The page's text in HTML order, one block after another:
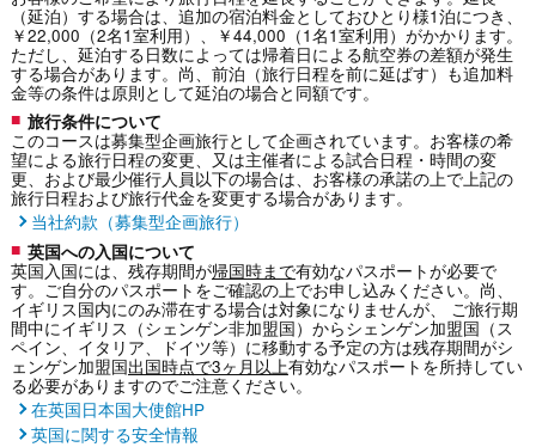
（延泊）する場合は、追加の宿泊料金としておひとり様1泊につき、
￥22,000（2名1室利用）、￥44,000（1名1室利用）がかかります。
ただし、延泊する日数によっては帰着日による航空券の差額が発生
する場合があります。尚、前泊（旅行日程を前に延ばす）も追加料
金等の条件は原則として延泊の場合と同額です。
旅行条件について
このコースは募集型企画旅行として企画されています。お客様の希
望による旅行日程の変更、又は主催者による試合日程・時間の変
更、および最少催行人員以下の場合は、お客様の承諾の上で上記の
旅行日程および旅行代金を変更する場合があります。
当社約款（募集型企画旅行）
英国への入国について
英国入国には、残存期間が帰国時まで有効なパスポートが必要で
す。ご自分のパスポートをご確認の上でお申し込みください。尚、
イギリス国内にのみ滞在する場合は対象になりませんが、 ご旅行期
間中にイギリス（シェンゲン非加盟国）からシェンゲン加盟国（ス
ペイン、イタリア、ドイツ等）に移動する予定の方は残存期間がシ
ェンゲン加盟国出国時点で3ヶ月以上有効なパスポートを所持してい
る必要がありますのでご注意ください。
在英国日本国大使館HP
英国に関する安全情報